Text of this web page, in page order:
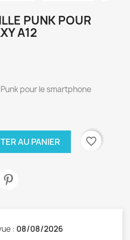
PUNK POUR
A12
pour le smartphone
AU PANIER favorite_border
: 08/08/2026